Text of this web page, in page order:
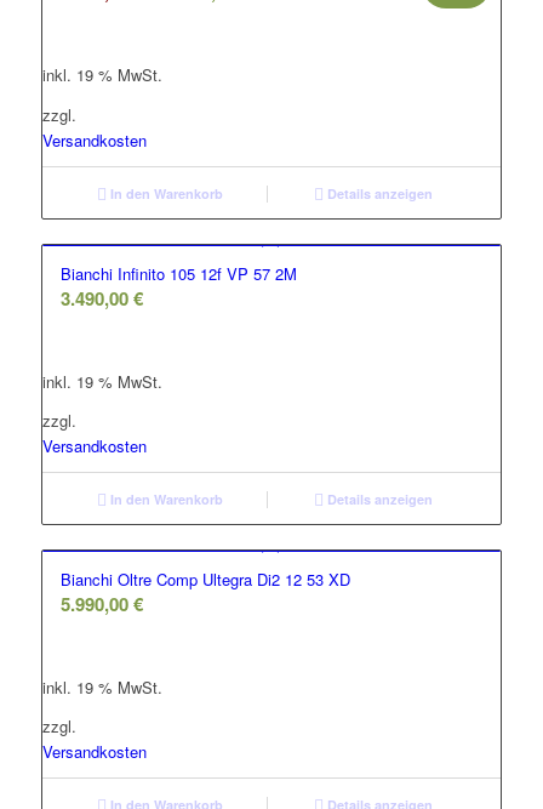
4.432,00 €
inkl. 19 % MwSt.
zzgl.
Versandkosten
In den Warenkorb Details anzeigen
Bianchi Infinito 105 12f VP 57 2M
3.490,00€
inkl. 19 % MwSt.
zzgl.
Versandkosten
In den Warenkorb Details anzeigen
Bianchi Oltre Comp Ultegra Di2 12 53 XD
5.990,00€
inkl. 19 % MwSt.
zzgl.
Versandkosten
In den Warenkorb Details anzeigen